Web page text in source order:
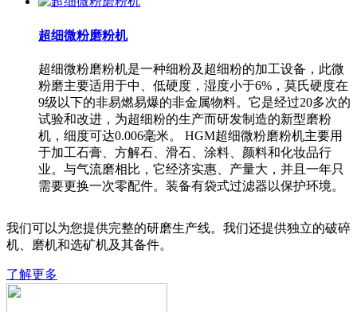
超细微粉磨粉机
超细微粉磨粉机是一种细粉及超细粉的加工设备，此微
粉磨主要适用于中、低硬度，湿度小于6%，莫氏硬度在
9级以下的非易燃易爆的非金属物料。它是经过20多次的
试验和改进，为超细粉的生产而研发制造的新型磨粉
机，细度可达0.006毫米。 HGM超细微粉磨粉机主要用
于加工石膏、方解石、滑石、涂料、颜料和化妆品行
业。与气流磨相比，它经济实惠、产量大，并且一年只
需要更换一次零配件。装备有袋式过滤器以保护环境。
我们可以为您提供完整的研磨生产线。我们还提供独立的破碎
机、磨机和选矿机及其备件。
了解更多